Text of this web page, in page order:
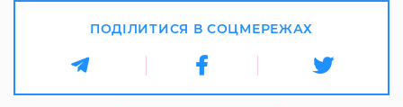
ПОДІЛИТИСЯ В СОЦМЕРЕЖАХ